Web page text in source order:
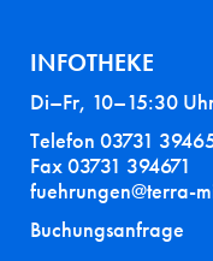
INFOTHEKE
Di–Fr, 10–15:30
Telefon 03731
Fax 03731 394671
fuehrungen@terra-
Buchungsanfrage